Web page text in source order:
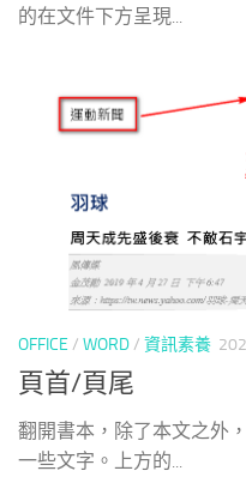
的在文件下方呈現...
OFFICE / WORD/ 資訊素養
頁首/頁尾
翻開書本，除了本文之外
一些文字。上方的...